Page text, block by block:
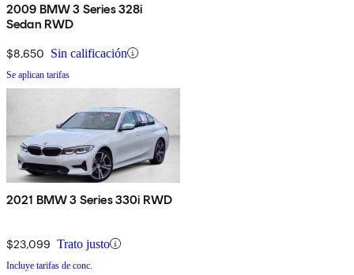
2009 BMW 3 Series 328i
Sedan RWD
$8,650 Sin calificación
Se aplican tarifas
2021 BMW 3 Series 330i RWD
$23,099 Trato justo
Incluye tarifas de conc.